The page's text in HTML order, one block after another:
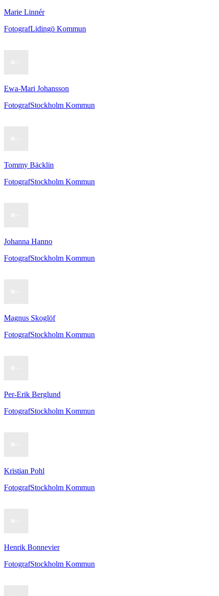
Marie Linnér
FotografLidingö Kommun
Ewa-Mari Johansson
FotografStockholm Kommun
Tommy Bäcklin
FotografStockholm Kommun
Johanna Hanno
FotografStockholm Kommun
Magnus Skoglöf
FotografStockholm Kommun
Per-Erik Berglund
FotografStockholm Kommun
Kristian Pohl
FotografStockholm Kommun
Henrik Bonnevier
FotografStockholm Kommun